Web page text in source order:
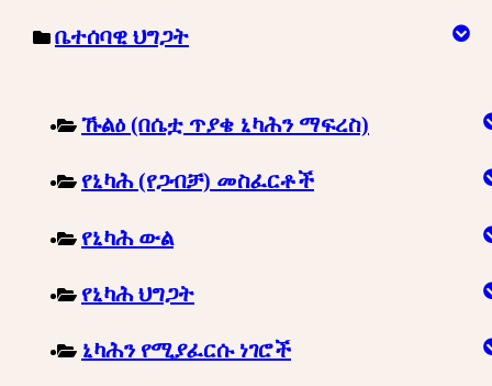
ቤተሰባዊ ህግጋት
ኹልዕ (በሴቷ ጥያቄ ኒካሕን ማፍረስ)
የኒካሕ (የጋብቻ) መስፈርቶች
የኒካሕ ውል
የኒካሕ ህግጋት
ኒካሕን የሚያፈርሱ ነገሮች